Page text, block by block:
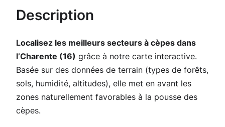
é
e
C
a
r
t
e
Description
Localisez les meilleurs secteurs à cèpes dans
l’Charente (16) grâce à notre carte interactive.
Basée sur des données de terrain (types de forêts,
sols, humidité, altitudes), elle met en avant les
zones naturellement favorables à la pousse des
cèpes.